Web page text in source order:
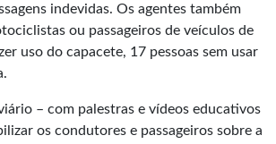
indevidas. Os agentes também
ou passageiros de veículos de
uso do capacete, 17 pessoas sem usar
– com palestras e vídeos educativos
os condutores e passageiros sobre a